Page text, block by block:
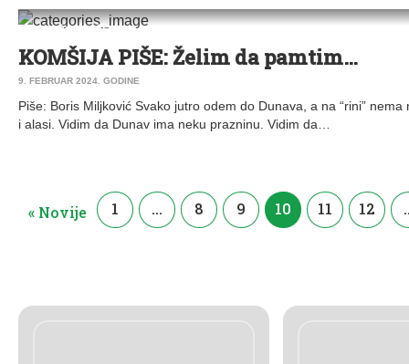
KOMŠIJA PIŠE STARA PAZOVA
KOMŠIJA PIŠE: Želim da pamtim…
9. FEBRUAR 2024. GODINE
Piše: Boris Miljković Svako jutro odem do Dunava, a na “rini”
i alasi. Vidim da Dunav ima neku prazninu. Vidim da…
« Novije 1 … 8 9 10 11 12